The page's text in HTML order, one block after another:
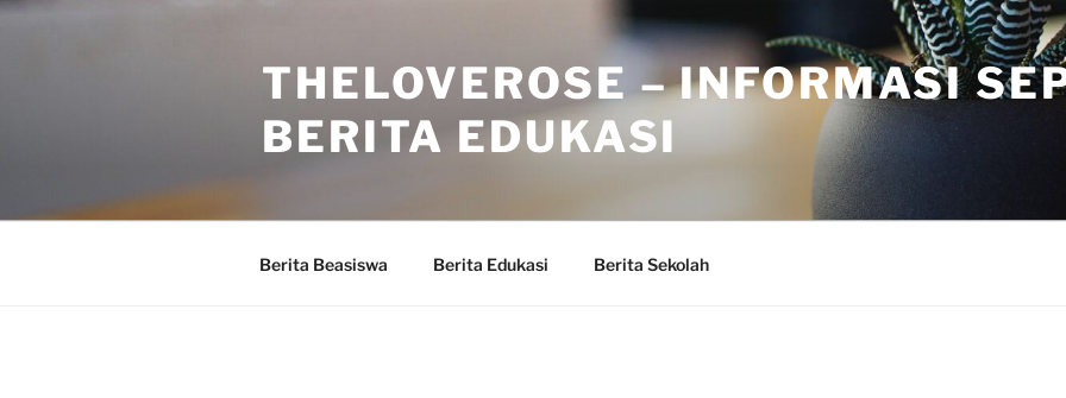
Skip
THELOVEROSE – INFORMASI
BERITA EDUKASI
Berita Beasiswa Berita Edukasi Berita Sekolah